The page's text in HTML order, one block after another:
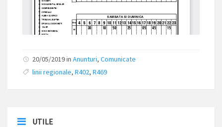
20/05/2019 in Anunturi, Comunicate
linii regionale, R402, R469
UTILE